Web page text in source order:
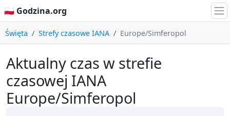
🇵🇱 Godzina.org
Święta Strefy czasowe IANA Europe/Simferopol
Aktualny czas w strefie
czasowej IANA
Europe/Simferopol